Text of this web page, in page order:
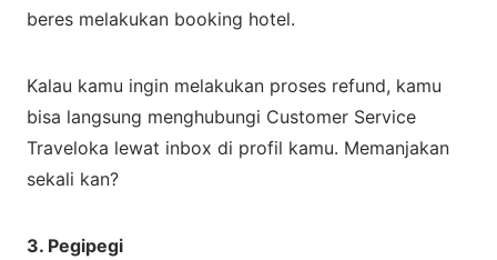
beres melakukan booking hotel.
Kalau kamu ingin melakukan proses refund, kamu
bisa langsung menghubungi Customer Service
Traveloka lewat inbox di profil kamu. Memanjakan
sekali kan?
3. Pegipegi